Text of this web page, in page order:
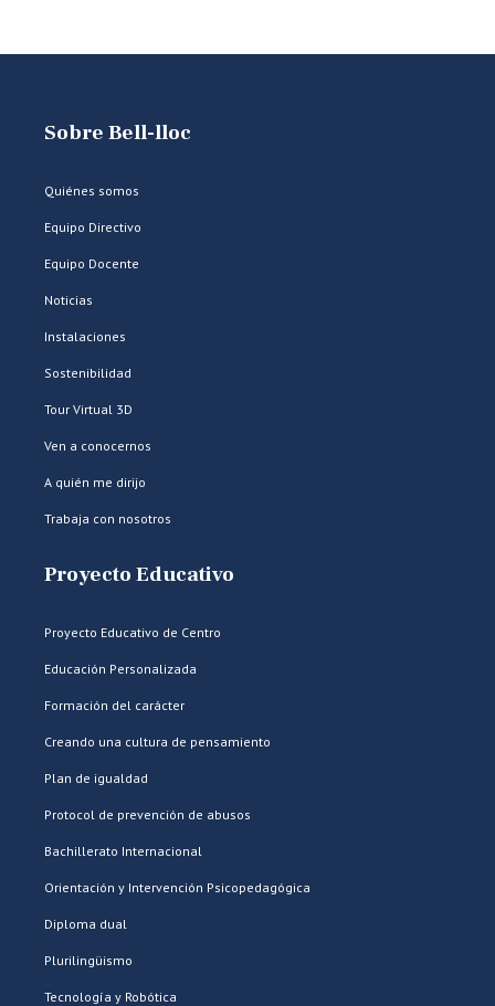
Sobre Bell-lloc
Quiénes somos
Equipo Directivo
Equipo Docente
Noticias
Instalaciones
Sostenibilidad
Tour Virtual 3D
Ven a conocernos
A quién me dirijo
Trabaja con nosotros
Proyecto Educativo
Proyecto Educativo de Centro
Educación Personalizada
Formación del carácter
Creando una cultura de pensamiento
Plan de igualdad
Protocol de prevención de abusos
Bachillerato Internacional
Orientación y Intervención Psicopedagógica
Diploma dual
Plurilingüismo
Tecnología y Robótica